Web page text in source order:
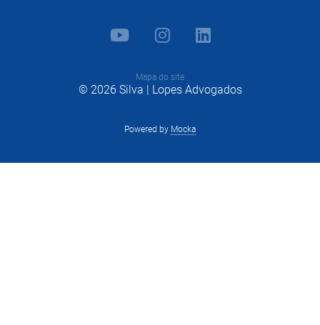
Mapa do site
© 2026 Silva | Lopes Advogados
Powered by Mocka